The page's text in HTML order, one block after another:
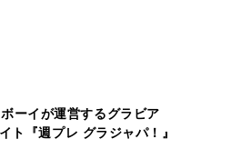
ーイが運営するグラビア
ト『週プレ グラジャパ！』